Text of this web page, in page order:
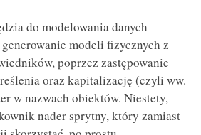
do modelowania danych
modeli fizycznych z
poprzez zastępowanie
oraz kapitalizację (czyli ww.
w nazwach obiektów. Niestety,
nader sprytny, który zamiast